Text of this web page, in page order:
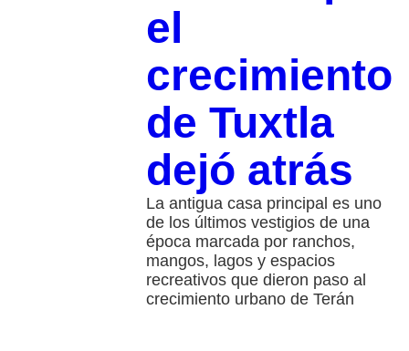
el
crecimiento
de Tuxtla
dejó atrás
La antigua casa principal es uno
de los últimos vestigios de una
época marcada por ranchos,
mangos, lagos y espacios
recreativos que dieron paso al
crecimiento urbano de Terán